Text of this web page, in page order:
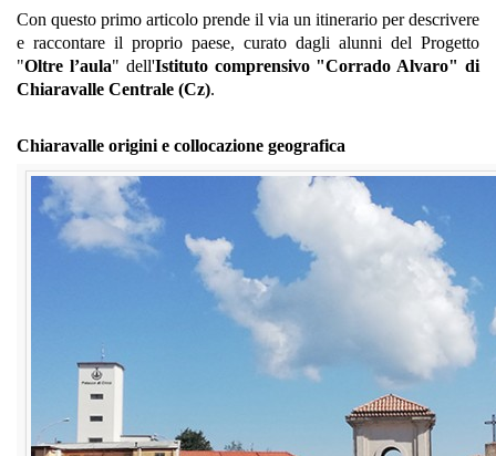
Con questo primo articolo prende il via un itinerario per descrivere
e raccontare il proprio paese, curato dagli alunni del Progetto
"Oltre l’aula" dell'Istituto comprensivo "Corrado Alvaro" di
Chiaravalle Centrale (Cz).
Chiaravalle origini e collocazione geografica